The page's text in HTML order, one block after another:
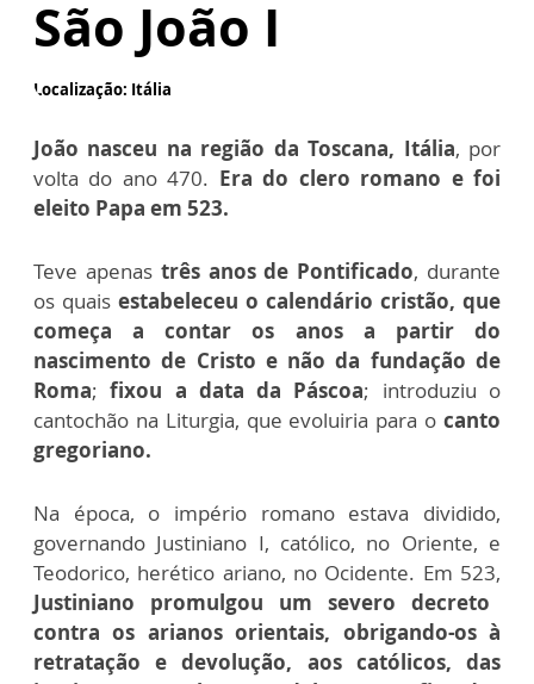
São João I
Localização: Itália
João nasceu na região da Toscana, Itália, por
volta do ano 470. Era do clero romano e foi
eleito Papa em 523.
Teve apenastrês anos de Pontificado, durante
os quais estabeleceu o calendário cristão, que
começa a contar os anos a partir do
nascimento de Cristo e não da fundação de
Roma;fixou a data da Páscoa; introduziu o
cantochão na Liturgia, que evoluiria para o canto
gregoriano.
Na época, o império romano estava dividido,
governando Justiniano I, católico, no Oriente, e
Teodorico, herético ariano, no Ocidente. Em 523,
Justiniano promulgou um severo decreto
contra os arianos orientais, obrigando-os à
retratação e devolução, aos católicos, das